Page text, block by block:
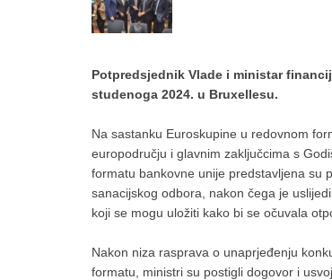
Potpredsjednik Vlade i ministar
studenoga 2024. u Bruxellesu.
Na sastanku Euroskupine u redovnom
europodručju i glavnim zaključcima s
formatu bankovne unije predstavljena su
sanacijskog odbora, nakon čega je
koji se mogu uložiti kako bi se očuvala
Nakon niza rasprava o unaprjeđenju
formatu, ministri su postigli dogovor i